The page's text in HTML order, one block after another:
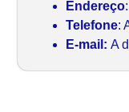
Endereço
Telefone:
E-mail: A